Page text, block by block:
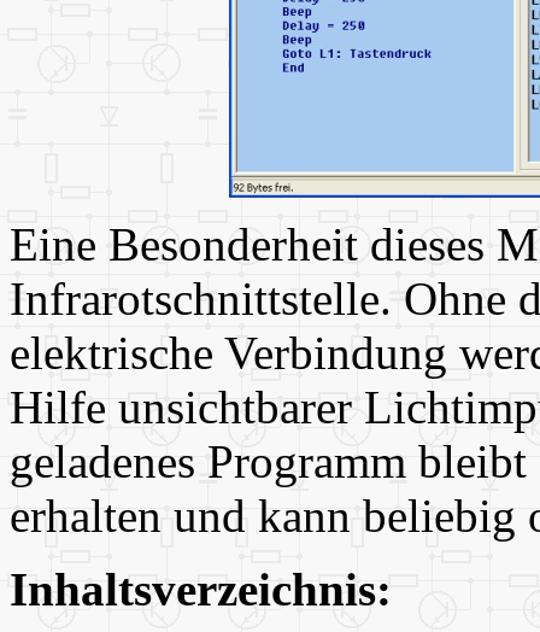
Eine Besonderheit dieses
Infrarotschnittstelle. Ohne
elektrische Verbindung
Hilfe unsichtbarer
geladenes Programm
erhalten und kann beliebig
Inhaltsverzeichnis: